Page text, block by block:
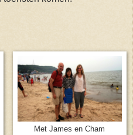
Met James en Cham